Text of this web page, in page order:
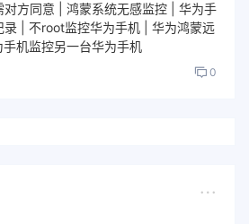
对方同意 | 鸿蒙系统无感监控 | 华为手
录 | 不root监控华为手机 | 华为鸿蒙远
机监控另一台华为手机
0